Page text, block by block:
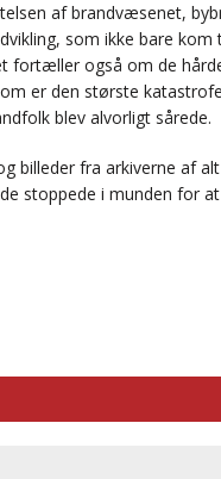
af brandvæsenet,
som ikke bare
fortæller også om de
er den største
blev alvorligt sårede.
billeder fra arkiverne af
stoppede i munden for